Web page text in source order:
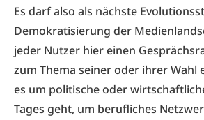
Es darf also als nächste
Demokratisierung der
jeder Nutzer hier einen
zum Thema seiner oder ihrer Wahl
es um politische oder
Tages geht, um berufliches